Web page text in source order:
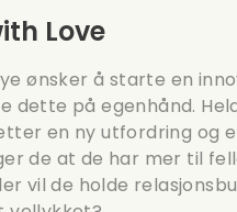
Love
ønsker å starte en
dette på egenhånd.
en ny utfordring og
de at de har mer til
vil de holde